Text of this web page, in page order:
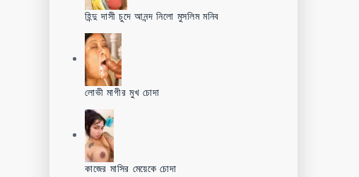
হিন্দু দাসী চুদে আনন্দ নিলো মুসলিম মনিব
লোভী মাগীর মুখ চোদা
কাজের মাসির মেয়েকে চোদা